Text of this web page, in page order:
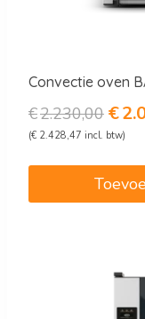
Convectie oven
€2.230,00
was:
€
(€ 2.428,47 incl. btw)